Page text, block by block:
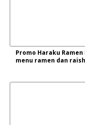
Promo Haraku Ramen
menu ramen dan